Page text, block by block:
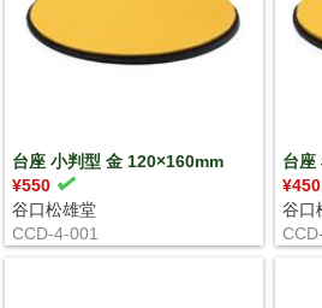
台座 小判型 金 120×160mm
¥550
谷口松雄堂
CCD-4-001
台座
¥450
谷口